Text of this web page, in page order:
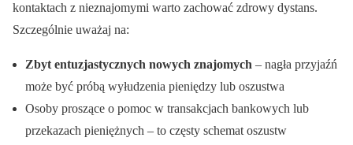
kontaktach z nieznajomymi warto zachować zdrowy dystans.
Szczególnie uważaj na:
Zbyt entuzjastycznych nowych znajomych – nagła przyjaźń
może być próbą wyłudzenia pieniędzy lub oszustwa
Osoby proszące o pomoc w transakcjach bankowych lub
przekazach pieniężnych – to częsty schemat oszustw